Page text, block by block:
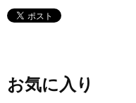
お気に入り